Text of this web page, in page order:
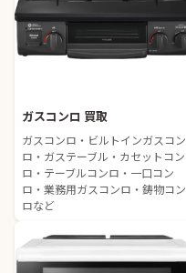
ガスコンロ 買取
ガスコンロ・ビルトインガスコン
ロ・ガステーブル・カセットコン
ロ・テーブルコンロ・一口コン
ロ・業務用ガスコンロ・鋳物コン
ロなど